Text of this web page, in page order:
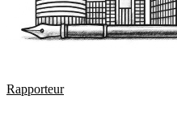
Rapporteur